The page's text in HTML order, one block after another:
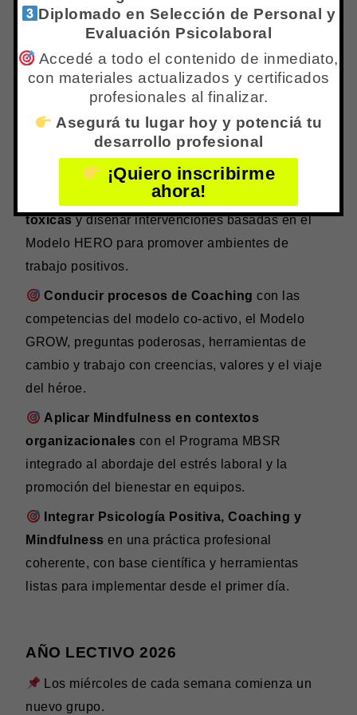
Empoderamiento e Identificación
estrategias de intervención concretas.
Liderar desde el Liderazgo
Transformacionalcon herramientas de gestión
positiva de RRHH, asertividad y autogestión
empresarial.
Identificar organizaciones saludables vs.
tóxicasy diseñar intervenciones basadas en el
Modelo HERO para promover ambientes de
trabajo positivos.
Conducir procesos de Coaching con las
competencias del modelo co-activo, el Modelo
GROW, preguntas poderosas, herramientas de
cambio y trabajo con creencias, valores y el viaje
del héroe.
Aplicar Mindfulness en contextos
organizacionales con el Programa MBSR
integrado al abordaje del estrés laboral y la
promoción del bienestar en equipos.
Integrar Psicología Positiva, Coaching y
Mindfulness en una práctica profesional
coherente, con base científica y herramientas
listas para implementar desde el primer día.
AÑO LECTIVO 2026
Los miércoles de cada semana comienza un
nuevo grupo.
Diplomado en Selección de Personal y
Evaluación Psicolaboral
Accedé a todo el contenido de inmediato,
con materiales actualizados y certificados
profesionales al finalizar.
Asegurá tu lugar hoy y potenciá tu
desarrollo profesional
¡Quiero inscribirme
ahora!